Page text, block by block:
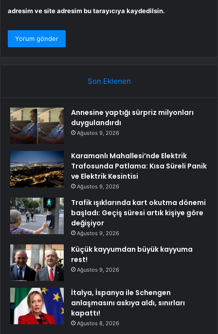
adresim ve site adresim bu tarayıcıya kaydedilsin.
Son Eklenen
Annesine yaptığı sürpriz milyonları
duygulandırdı
Ağustos 9, 2026
Karamanlı Mahallesi’nde Elektrik
Trafosunda Patlama: Kısa Süreli Panik
ve Elektrik Kesintisi
Ağustos 9, 2026
Trafik ışıklarında kart okutma dönemi
başladı: Geçiş süresi artık kişiye göre
değişiyor
Ağustos 9, 2026
Küçük kayyumdan büyük kayyuma
rest!
Ağustos 9, 2026
İtalya, İspanya ile Schengen
anlaşmasını askıya aldı, sınırları
kapattı!
Ağustos 8, 2026